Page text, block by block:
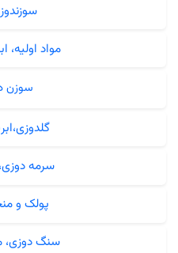
مواد اولیه،
سوزن
سرمه
پولک و
سنگ دوزی،